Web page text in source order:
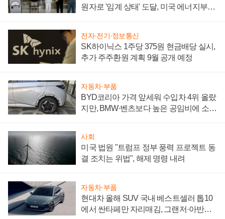
원자로 '임계 상태' 도달, 미국 에너지부
전자·전기·정보통신
SK하이닉스 1주당 375원 현금배당 실시,
추가 주주환원 계획 9월 공개 예정
자동차·부품
BYD코리아 가격 앞세워 수입차 4위 올랐
지만, BMW·벤츠보다 높은 공임비에 소비
사회
미국 법원 "트럼프 정부 풍력 프로젝트 동
결 조치는 위법", 해제 명령 내려
자동차·부품
현대차 올해 SUV 국내 베스트셀러 톱10
에서 싼타페만 자리매김, 그랜저·아반떼